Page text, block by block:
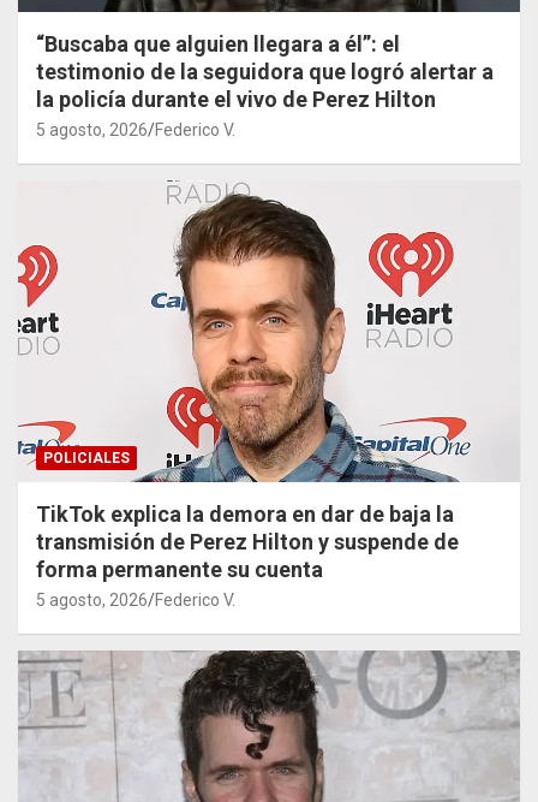
“Buscaba que alguien llegara a él”: el
testimonio de la seguidora que logró alertar a
la policía durante el vivo de Perez Hilton
5 agosto, 2026 Federico V.
POLICIALES
TikTok explica la demora en dar de baja la
transmisión de Perez Hilton y suspende de
forma permanente su cuenta
5 agosto, 2026 Federico V.